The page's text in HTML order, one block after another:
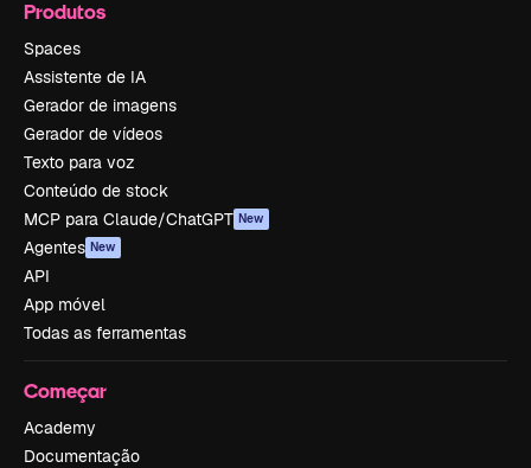
Produtos
Spaces
Assistente de IA
Gerador de imagens
Gerador de vídeos
Texto para voz
Conteúdo de stock
MCP para Claude/ChatGPT New
Agentes New
API
App móvel
Todas as ferramentas
Começar
Academy
Documentação